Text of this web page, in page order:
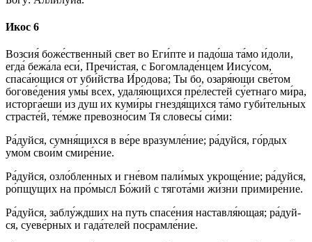
Икос 6
Воз­сия́ бо­же́ст­вен­ный свет во Еги́пте и па­до́­ша та́­мо и́до­ли,
ег­да́ бежа́ла еси́, Пре­чи́с­тая, с Богомладе́нцем Иису́­сом,
спаса́ющися от уби́йства И́родова; Ты бо, оза­ря́ю­щи све́­том
богове́дения умы́ всех, удаля́ющихся пре́лестей су́ет­на­го ми́­ра,
исторга́еши из душ их куми́ры гнездя́щихся та́­мо губи́тельных
страс­те́й, те́м­же превозно́сим Тя сло­ве­сы́ си́­ми:
Ра́­дуй­ся, сумня́щихся в ве́­ре вразумле́ние; ра́­дуй­ся, го́рдых
умо́м сво­и́м сми­ре́­ние.
Ра́­дуй­ся, озло́бленных и гне́вом пали́мых укроще́ние; ра́­дуй­ся,
ро́пщущих на про́мысл Бо́­жий с тягота́ми жи́з­ни при­ми­ре́­ние.
Ра́­дуй­ся, за­блу́жд­ших на путь спа­се́­ния нас­тав­ля́ю­щая; ра́­дуй­
ся, суеве́рных и гада́телей посрамле́ние.